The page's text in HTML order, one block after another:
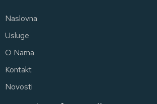
Naslovna
Usluge
O Nama
Kontakt
Novosti